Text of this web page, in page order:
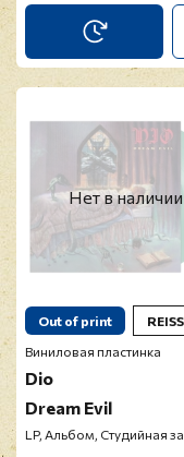
Нет в наличии
Out of print
Виниловая пластинка
Dio
Dream Evil
LP, Альбом, Студийная